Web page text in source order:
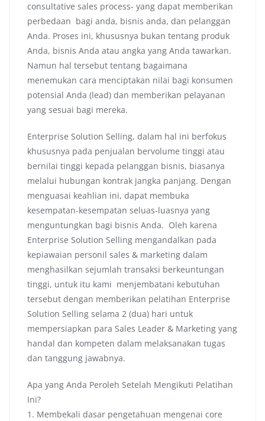
consultative sales process- yang dapat memberikan
perbedaan bagi anda, bisnis anda, dan pelanggan
Anda. Proses ini, khususnya bukan tentang produk
Anda, bisnis Anda atau angka yang Anda tawarkan.
Namun hal tersebut tentang bagaimana
menemukan cara menciptakan nilai bagi konsumen
potensial Anda (lead) dan memberikan pelayanan
yang sesuai bagi mereka.
Enterprise Solution Selling, dalam hal ini berfokus
khususnya pada penjualan bervolume tinggi atau
bernilai tinggi kepada pelanggan bisnis, biasanya
melalui hubungan kontrak jangka panjang. Dengan
menguasai keahlian ini, dapat membuka
kesempatan-kesempatan seluas-luasnya yang
menguntungkan bagi bisnis Anda. Oleh karena
Enterprise Solution Selling mengandalkan pada
kepiawaian personil sales & marketing dalam
menghasilkan sejumlah transaksi berkeuntungan
tinggi, untuk itu kami menjembatani kebutuhan
tersebut dengan memberikan pelatihan Enterprise
Solution Selling selama 2 (dua) hari untuk
mempersiapkan para Sales Leader & Marketing yang
handal dan kompeten dalam melaksanakan tugas
dan tanggung jawabnya.
Apa yang Anda Peroleh Setelah Mengikuti Pelatihan
Ini?
1. Membekali dasar pengetahuan mengenai core